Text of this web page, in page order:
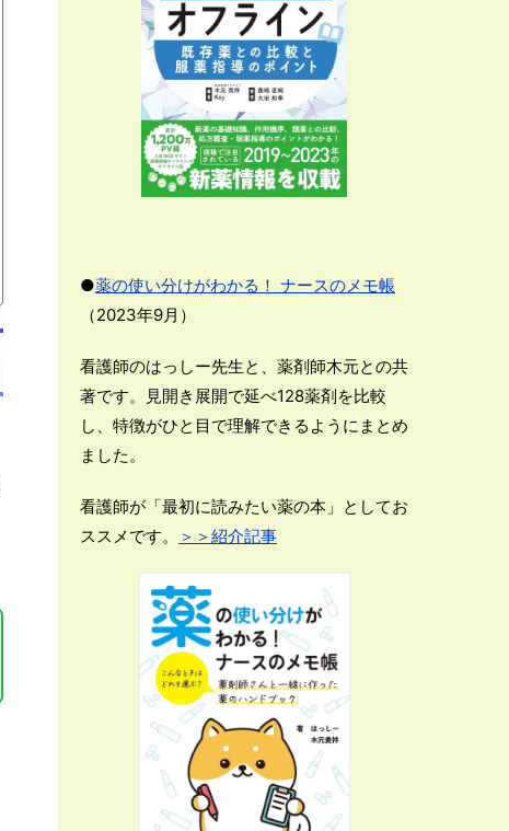
●薬の使い分けがわかる！ ナースのメモ帳
（2023年9月）
看護師のはっしー先生と、薬剤師木元との共
著です。見開き展開で延べ128薬剤を比較
し、特徴がひと目で理解できるようにまとめ
ました。
看護師が「最初に読みたい薬の本」としてお
ススメです。
＞＞紹介記事